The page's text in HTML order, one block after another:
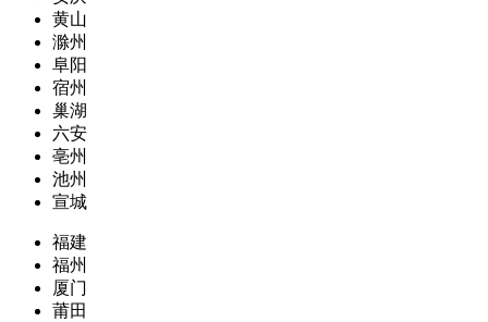
黄山
滁州
阜阳
宿州
巢湖
六安
亳州
池州
宣城
福建
福州
厦门
莆田